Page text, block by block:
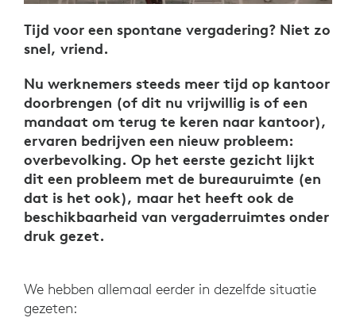
Tijd voor een spontane vergadering? Niet zo
snel, vriend.
Nu werknemers steeds meer tijd op kantoor
doorbrengen (of dit nu vrijwillig is of een
mandaat om terug te keren naar kantoor),
ervaren bedrijven een nieuw probleem:
overbevolking. Op het eerste gezicht lijkt
dit een probleem met de bureauruimte (en
dat is het ook), maar het heeft ook de
beschikbaarheid van vergaderruimtes onder
druk gezet.
We hebben allemaal eerder in dezelfde situatie
gezeten: